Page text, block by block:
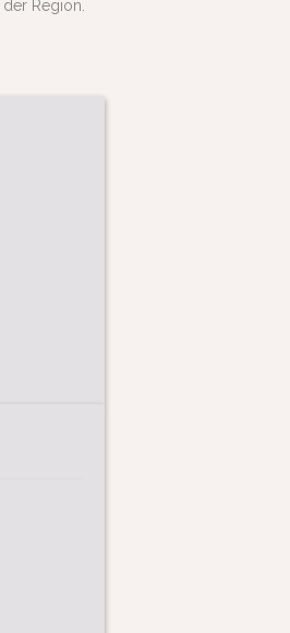
Region.